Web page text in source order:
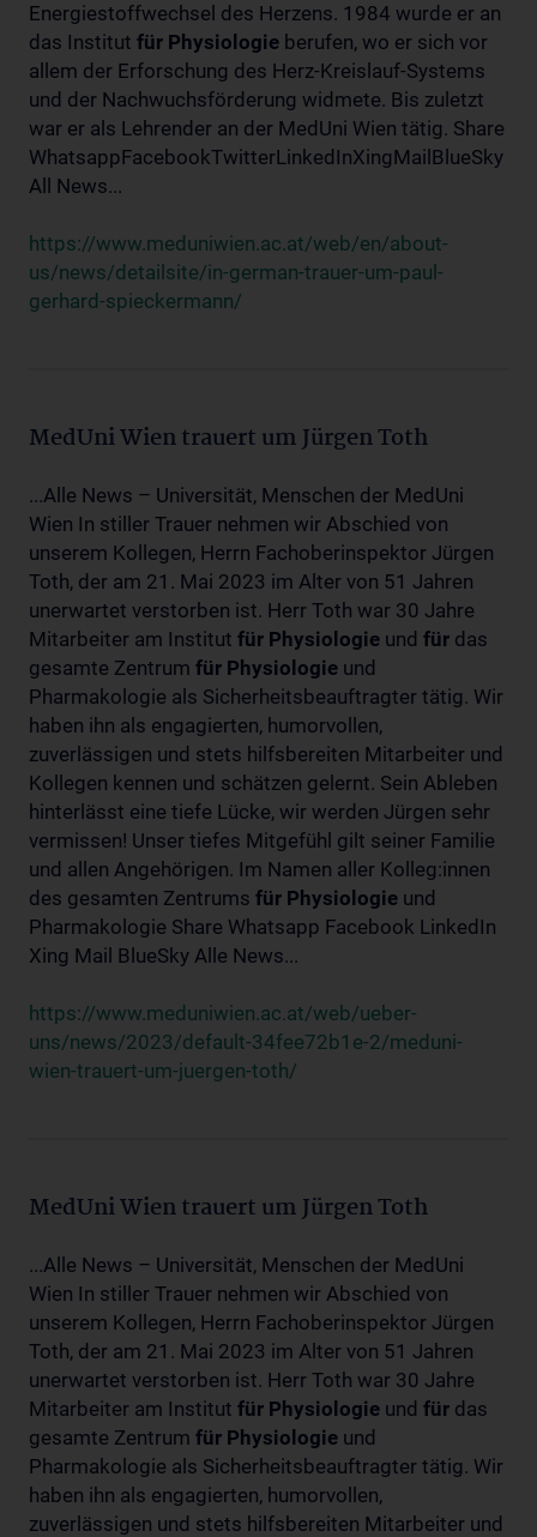
Energiestoffwechsel des Herzens. 1984 wurde er an
das Institut für Physiologie berufen, wo er sich vor
allem der Erforschung des Herz-Kreislauf-Systems
und der Nachwuchsförderung widmete. Bis zuletzt
war er als Lehrender an der MedUni Wien tätig. Share
WhatsappFacebookTwitterLinkedInXingMailBlueSky
All News...
https://www.meduniwien.ac.at/web/en/about-
us/news/detailsite/in-german-trauer-um-paul-
gerhard-spieckermann/
MedUni Wien trauert um Jürgen Toth
...Alle News – Universität, Menschen der MedUni
Wien In stiller Trauer nehmen wir Abschied von
unserem Kollegen, Herrn Fachoberinspektor Jürgen
Toth, der am 21. Mai 2023 im Alter von 51 Jahren
unerwartet verstorben ist. Herr Toth war 30 Jahre
Mitarbeiter am Institut für Physiologie und für das
gesamte Zentrum für Physiologie und
Pharmakologie als Sicherheitsbeauftragter tätig. Wir
haben ihn als engagierten, humorvollen,
zuverlässigen und stets hilfsbereiten Mitarbeiter und
Kollegen kennen und schätzen gelernt. Sein Ableben
hinterlässt eine tiefe Lücke, wir werden Jürgen sehr
vermissen! Unser tiefes Mitgefühl gilt seiner Familie
und allen Angehörigen. Im Namen aller Kolleg:innen
des gesamten Zentrums für Physiologie und
Pharmakologie Share Whatsapp Facebook LinkedIn
Xing Mail BlueSky Alle News...
https://www.meduniwien.ac.at/web/ueber-
uns/news/2023/default-34fee72b1e-2/meduni-
wien-trauert-um-juergen-toth/
MedUni Wien trauert um Jürgen Toth
...Alle News – Universität, Menschen der MedUni
Wien In stiller Trauer nehmen wir Abschied von
unserem Kollegen, Herrn Fachoberinspektor Jürgen
Toth, der am 21. Mai 2023 im Alter von 51 Jahren
unerwartet verstorben ist. Herr Toth war 30 Jahre
Mitarbeiter am Institut für Physiologie und für das
gesamte Zentrum für Physiologie und
Pharmakologie als Sicherheitsbeauftragter tätig. Wir
haben ihn als engagierten, humorvollen,
zuverlässigen und stets hilfsbereiten Mitarbeiter und